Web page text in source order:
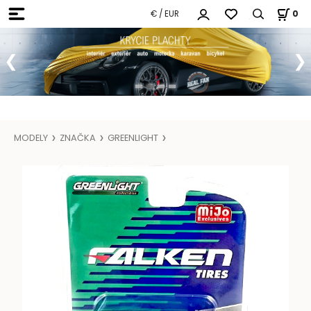
€ / EUR 0
MODELY ZNAČKA GREENLIGHT